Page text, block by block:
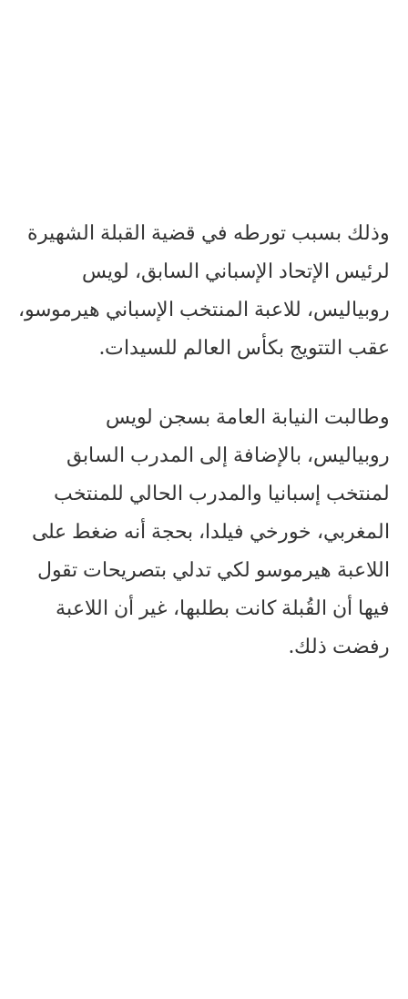
وذلك بسبب تورطه في قضية القبلة الشهيرة
لرئيس الإتحاد الإسباني السابق، لويس
روبياليس، للاعبة المنتخب الإسباني هيرموسو،
عقب التتويج بكأس العالم للسيدات.
وطالبت النيابة العامة بسجن لويس
روبياليس، بالإضافة إلى المدرب السابق
لمنتخب إسبانيا والمدرب الحالي للمنتخب
المغربي، خورخي فيلدا، بحجة أنه ضغط على
اللاعبة هيرموسو لكي تدلي بتصريحات تقول
فيها أن القُبلة كانت بطلبها، غير أن اللاعبة
رفضت ذلك.